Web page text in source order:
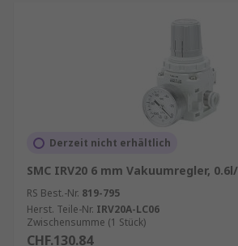
Derzeit nicht erhältlich
SMC IRV20 6 mm Vakuumregler,
RS Best.-Nr. 819-795
Herst. Teile-Nr. IRV20A-LC06
Zwischensumme (1 Stück)
CHF.130.84